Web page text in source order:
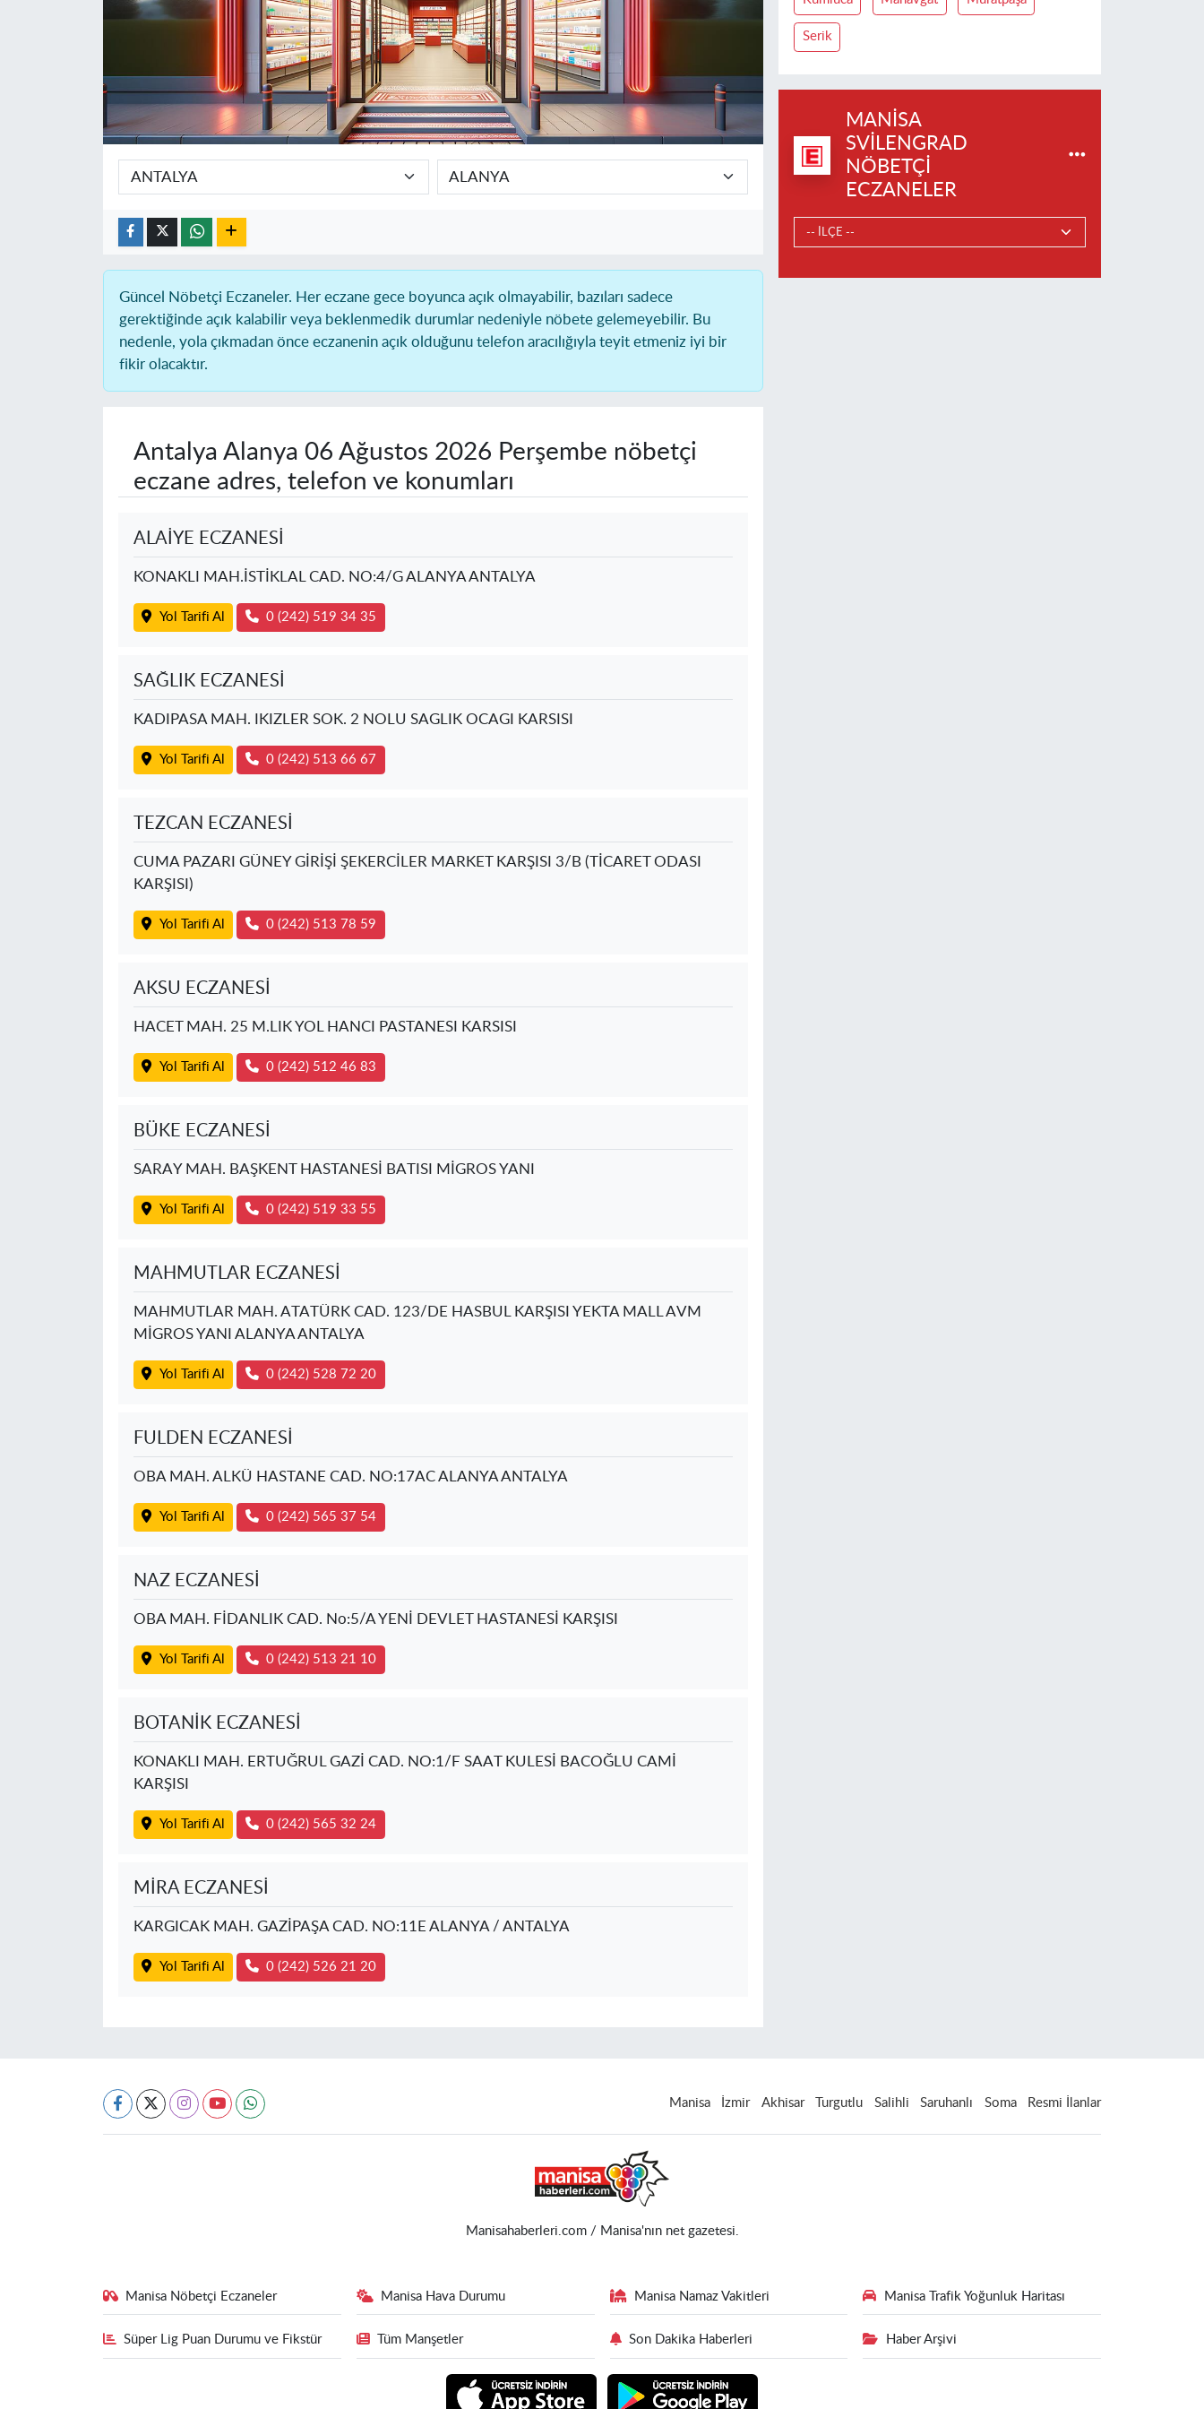
Güncel Nöbetçi Eczaneler. Her eczane gece boyunca açık olmayabilir, bazıları sadece
gerektiğinde açık kalabilir veya beklenmedik durumlar nedeniyle nöbete gelemeyebilir. Bu
nedenle, yola çıkmadan önce eczanenin açık olduğunu telefon aracılığıyla teyit etmeniz iyi bir
fikir olacaktır.
Antalya Alanya 06 Ağustos 2026 Perşembe nöbetçi
eczane adres, telefon ve konumları
ALAİYE ECZANESİ
KONAKLI MAH.İSTİKLAL CAD. NO:4/G ALANYA ANTALYA
Yol Tarifi Al 0 (242) 519 34 35
SAĞLIK ECZANESİ
KADIPASA MAH. IKIZLER SOK. 2 NOLU SAGLIK OCAGI KARSISI
Yol Tarifi Al 0 (242) 513 66 67
TEZCAN ECZANESİ
CUMA PAZARI GÜNEY GİRİŞİ ŞEKERCİLER MARKET KARŞISI 3/B (TİCARET ODASI
KARŞISI)
Yol Tarifi Al 0 (242) 513 78 59
AKSU ECZANESİ
HACET MAH. 25 M.LIK YOL HANCI PASTANESI KARSISI
Yol Tarifi Al 0 (242) 512 46 83
BÜKE ECZANESİ
SARAY MAH. BAŞKENT HASTANESİ BATISI MİGROS YANI
Yol Tarifi Al 0 (242) 519 33 55
MAHMUTLAR ECZANESİ
MAHMUTLAR MAH. ATATÜRK CAD. 123/DE HASBUL KARŞISI YEKTA MALL AVM
MİGROS YANI ALANYA ANTALYA
Yol Tarifi Al 0 (242) 528 72 20
FULDEN ECZANESİ
OBA MAH. ALKÜ HASTANE CAD. NO:17AC ALANYA ANTALYA
Yol Tarifi Al 0 (242) 565 37 54
NAZ ECZANESİ
OBA MAH. FİDANLIK CAD. No:5/A YENİ DEVLET HASTANESİ KARŞISI
Yol Tarifi Al 0 (242) 513 21 10
BOTANİK ECZANESİ
KONAKLI MAH. ERTUĞRUL GAZİ CAD. NO:1/F SAAT KULESİ BACOĞLU CAMİ
KARŞISI
Yol Tarifi Al 0 (242) 565 32 24
MİRA ECZANESİ
KARGICAK MAH. GAZİPAŞA CAD. NO:11E ALANYA / ANTALYA
Yol Tarifi Al 0 (242) 526 21 20
Serik
MANISA
SVILENGRAD
NÖBETÇI
ECZANELER
Manisa İzmir Akhisar Turgutlu Salihli Saruhanlı Soma Resmi İlanlar
Manisahaberleri.com / Manisa'nın net gazetesi.
Manisa Nöbetçi Eczaneler Manisa Hava Durumu Manisa Namaz Vakitleri Manisa Trafik Yoğunluk Haritası
Süper Lig Puan Durumu ve Fikstür Tüm Manşetler Son Dakika Haberleri Haber Arşivi